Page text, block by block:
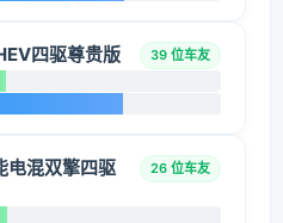
四驱尊贵版 39 位车友
电混双擎四驱
26 位车友